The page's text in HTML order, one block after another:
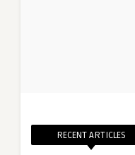
RECENT ARTICLES